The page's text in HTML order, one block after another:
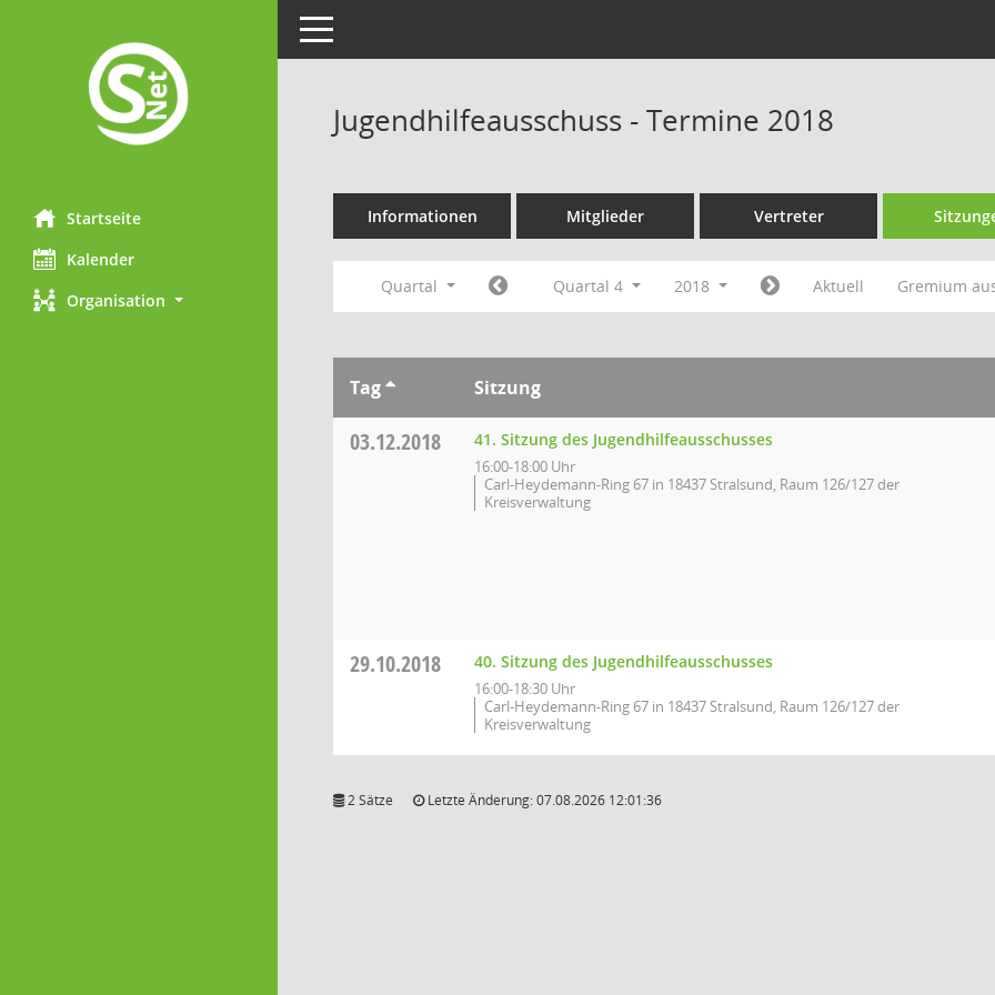
Startseite
Kalender
Organisation
Toggle navigation
Jugendhilfeausschuss - Termine 2018
Informationen Mitglieder Vertreter
Quartal Quartal 4 2018 Aktuell Gremium
Tag Sitzung
03.12.2018 41. Sitzung des Jugendhilfeausschusses
16:00-18:00 Uhr
Carl-Heydemann-Ring 67 in 18437 Stralsund, Raum 126/127 der
Kreisverwaltung
29.10.2018 40. Sitzung des Jugendhilfeausschusses
16:00-18:30 Uhr
Carl-Heydemann-Ring 67 in 18437 Stralsund, Raum 126/127 der
Kreisverwaltung
2 Sätze Letzte Änderung: 07.08.2026 12:01:36